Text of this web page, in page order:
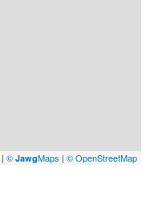
| © JawgMaps | © OpenStreetMap